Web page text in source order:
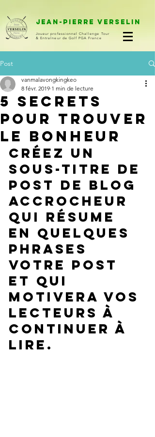
Jean-Pierre VERSELIN
Joueur professionnel Challenge Tour
& Entraîneur de Golf PGA France
Post
5 secrets
pour trouver
le bonheur
vanmalavongkingkeo
8 févr. 2019 1 min de lecture
Créez un
sous-titre de
post de blog
accrocheur
qui résume
en quelques
phrases
votre post
et qui
motivera vos
lecteurs à
continuer à
lire.